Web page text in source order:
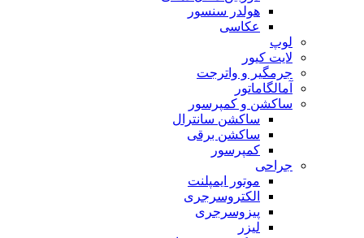
هولدر سنسور
عکاسی
لوپ
لایت کیور
جرمگیر و واترجت
آمالگاماتور
ساکشن و کمپرسور
ساکشن سانترال
ساکشن برقی
کمپرسور
جراحی
موتور ایمپلنت
الکتروسرجری
پیزوسرجری
لیزر